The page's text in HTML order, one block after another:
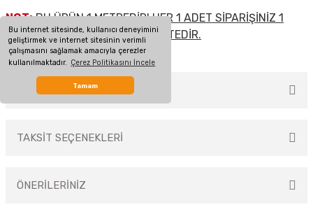
Bu internet sitesinde, kullanıcı deneyimini
geliştirmek ve internet sitesinin verimli
çalışmasını sağlamak amacıyla çerezler
kullanılmaktadır. Çerez Politikasını İncele
Tamam
NOT: BU ÜRÜN 1 METREDİR! HER 1 ADET SİPARİŞİNİZ 1
METRE KABLOYA DENK GELMEKTEDİR.
MÜŞTERİ YORUMLARI
TAKSİT SEÇENEKLERİ
ÖNERİLERİNİZ